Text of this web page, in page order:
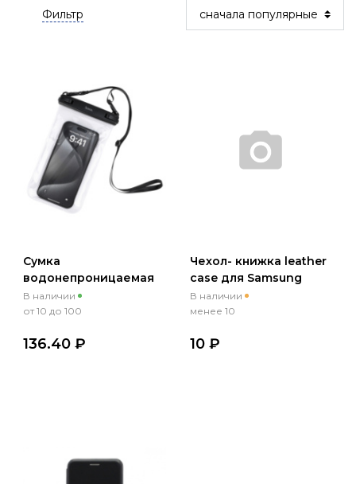
Фильтр
Сумка
водонепроницаемая
для телефона Hoco
HX52 7.2" прозрачный,
В наличии
от 10 до 100
136.40 ₽
Чехол- книжка leather
case для Samsung
Galaxy A02/M02 синий
В наличии
менее 10
10 ₽